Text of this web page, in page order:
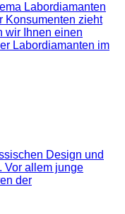
Labordiamanten
Konsumenten zieht
wir Ihnen einen
Labordiamanten im
Design und
Vor allem junge
der